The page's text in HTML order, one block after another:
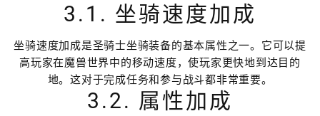
3.1. 坐骑速度加成
坐骑速度加成是圣骑士坐骑装备的基本属性之一。它可以提
高玩家在魔兽世界中的移动速度，使玩家更快地到达目的
地。这对于完成任务和参与战斗都非常重要。
3.2. 属性加成